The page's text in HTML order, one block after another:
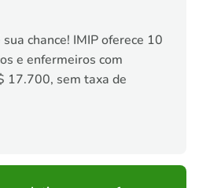
chance! IMIP oferece 10
e enfermeiros com
17.700, sem taxa de